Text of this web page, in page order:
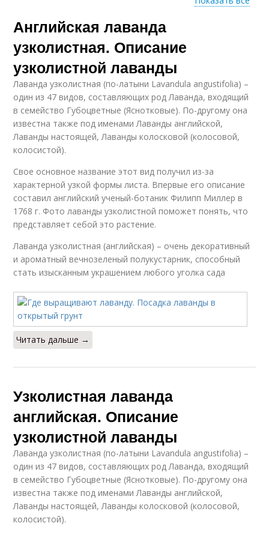
Лаванда из семян Узколистная зимовка
Английская лаванда
узколистная. Описание
узколистной лаванды
Лаванда узколистная (по-латыни Lavandula angustifolia) –
один из 47 видов, составляющих род Лаванда, входящий
в семейство Губоцветные (Яснотковые). По-другому она
известна также под именами Лаванды английской,
Лаванды настоящей, Лаванды колосковой (колосовой,
колосистой).
Свое основное название этот вид получил из-за
характерной узкой формы листа. Впервые его описание
составил английский ученый-ботаник Филипп Миллер в
1768 г. Фото лаванды узколистной поможет понять, что
представляет себой это растение.
Лаванда узколистная (английская) – очень декоративный
и ароматный вечнозеленый полукустарник, способный
стать изысканным украшением любого уголка сада
Читать дальше →
Узколистная лаванда
английская. Описание
узколистной лаванды
Лаванда узколистная (по-латыни Lavandula angustifolia) –
один из 47 видов, составляющих род Лаванда, входящий
в семейство Губоцветные (Яснотковые). По-другому она
известна также под именами Лаванды английской,
Лаванды настоящей, Лаванды колосковой (колосовой,
колосистой).